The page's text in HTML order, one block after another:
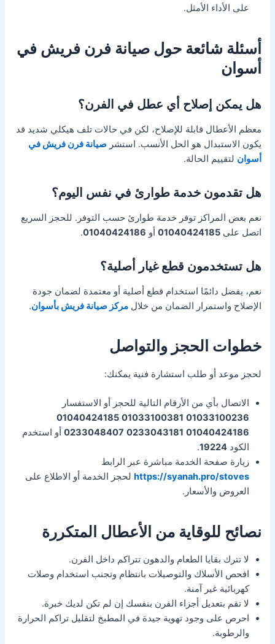
على الأداء الأمثل.
أسئلة شائعة حول صيانة فرن فريش في
أسوان
هل يمكن إصلاح أي عطل في الفرن؟
معظم الأعطال قابلة للإصلاح، لكن في حالات تلف هيكلي شديد قد
يكون الاستبدال هو الحل الأنسب. استشرصيانة فرن فريش في
أسوان لتقييم الحالة.
هل تقدمون خدمة طوارئ في نفس اليوم؟
نعم بعض المراكز توفر خدمة طوارئ حسب التوفر. للحجز السريع
اتصل على01040424185 أو 01040424186
.
هل تستخدمون قطع غيار أصلية؟
نعم، يفضل دائمًا استخدام قطع أصلية أو معتمدة لضمان جودة
الإصلاح واستمرار الضمان من خلالمركز صيانة فريش بأسوان.
خطوات الحجز والتواصل
لحجز موعد أو طلب استشارة فنية يمكنك:
الاتصال بأي من الأرقام التالية للحجز أو الاستفسار
01033100236
01033100381
01040424185
01040424186
0233043181
0233048407 أو استخدم
الكود19224
.
زيارة صفحة الخدمة مباشرة عبر الرابط
https://syanah.pro/stoves لحجز الخدمة أو الاطلاع على
العروض والأسعار.
نصائح للوقاية من الأعطال المتكررة
لا تترك بقايا الطعام والدهون تتراكم داخل الفرن.
افحص الأسلاك والتوصيلات بانتظام وتجنب استخدام وصلات
كهربائية غير آمنة.
لا تقم بتعديل أجزاء الفرن بنفسك إن لم تكن لديك خبرة.
احرص على وجود تهوية جيدة في المطبخ لتقليل تراكم الحرارة
والرطوبة.